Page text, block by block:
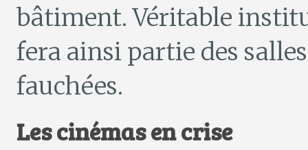
bâtiment. Véritable
fera ainsi partie des
fauchées.
Les cinémas en crise